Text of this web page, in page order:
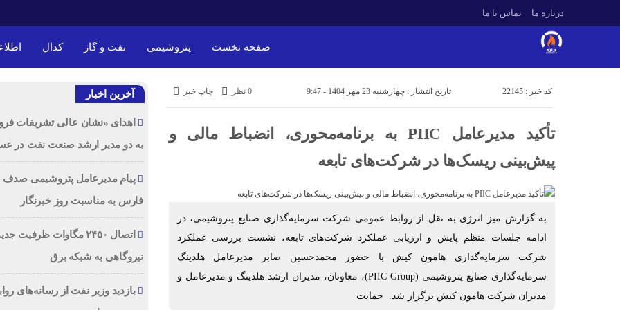
درباره ما تماس با ما
صفحه نخست پتروشیمی نفت و گاز کدال
تاریخ انتشار : چهارشنبه 23 مهر 1404 - 9:47 کد خبر : 22145 چاپ خبر 0 نظر
تأکید مدیرعامل PIIC به برنامه‌محوری، انضباط مالی و
پیش‌بینی ریسک‌ها در شرکت‌های تابعه
به گزارش میز انرژی به نقل از روابط عمومی شرکت سرمایه‌گذاری صنایع پتروشیمی، در
ادامه جلسات منظم پایش و ارزیابی عملکرد شرکت‌های تابعه، نشست بررسی عملکرد
شرکت سرمایه‌گذاری هامون کیش با حضور محمدحسین صابر مدیرعامل هلدینگ
سرمایه‌گذاری صنایع پتروشیمی (PIIC Group)، معاونان، مدیران ارشد هلدینگ و مدیرعامل و
مدیران شرکت هامون کیش برگزار شد. حمایت
آخرین اخبار
اهدای «نشان عالی تشریفات
به دو مدیر ارشد صنعت نفت در
پیام مدیرعامل پتروشیمی صدف
فارس به مناسبت روز خبرنگار
اتصال ۲۴۵۰ مگاوات ظرفیت
نیروگاهی به شبکه برق
بازدید وزیر نفت از رسانه‌های
پیوست؛ تحولی نو با تکیه بر تجربه مدیران بومی
دوباره می‌سازیم؛ بهتر از قبل
در پتروشیمی داراب، تخصص جای خود را به «ارتقای